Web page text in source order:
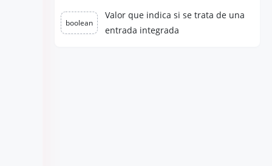
boolean
Valor que indica si se trata de una
entrada integrada